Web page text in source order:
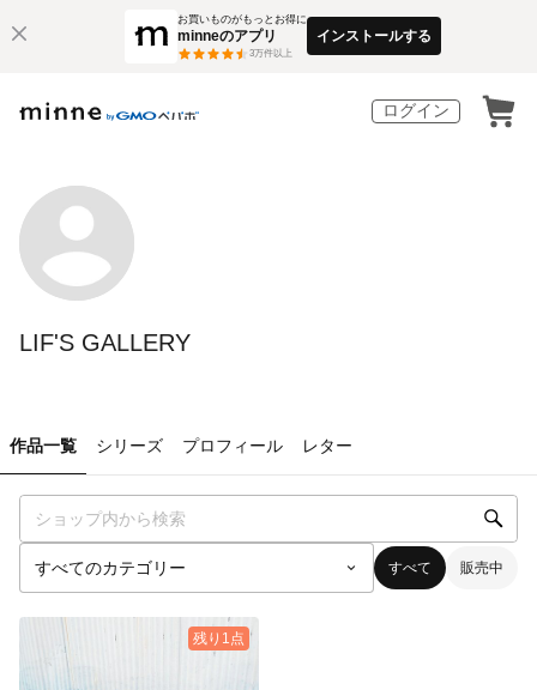
お買いものがもっとお得に
minneのアプリ
3万件以上
インストールする
ログイン
LIF'S GALLERY
作品一覧 シリーズ プロフィール レター
すべて 販売中
残り1点